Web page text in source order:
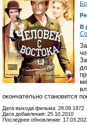
В
окончательно становится
Дата выхода фильма: 28.09.1972
Дата добавления: 25.10.2010
Последнее обновление: